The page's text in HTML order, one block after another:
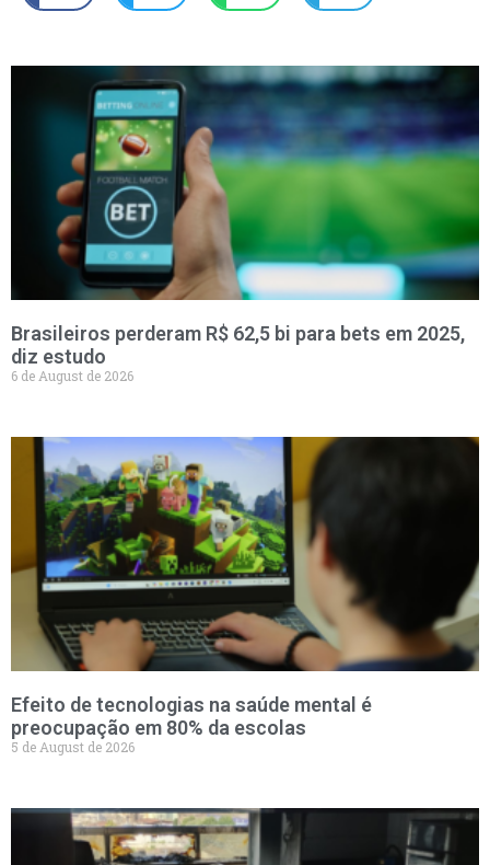
Brasileiros perderam R$ 62,5 bi para bets em 2025,
diz estudo
6 de August de 2026
Efeito de tecnologias na saúde mental é
preocupação em 80% da escolas
5 de August de 2026